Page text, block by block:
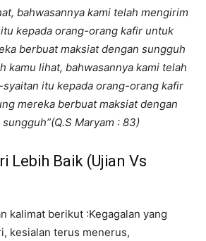
bahwasannya kami telah mengirim
kepada orang-orang kafir untuk
berbuat maksiat dengan sungguh
kamu lihat, bahwasannya kami telah
itu kepada orang-orang kafir
mereka berbuat maksiat dengan
Maryam : 83)
Lebih Baik (Ujian Vs
kalimat berikut :Kegagalan yang
kesialan terus menerus,